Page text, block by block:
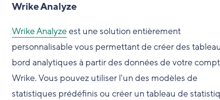
Wrike Analyze
Wrike Analyzeest une solution entièrement
personnalisable vous permettant de créer des
bord analytiques à partir des données de votre
Wrike. Vous pouvez utiliser l'un des modèles de
statistiques prédéfinis ou créer un tableau de